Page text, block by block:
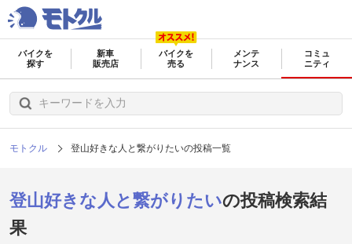
バイクを
探す
新車
販売店
バイクを
売る
メンテ
ナンス
コミュ
ニティ
モトクル 登山好きな人と繋がりたいの投稿一覧
登山好きな人と繋がりたいの投稿検索結
果